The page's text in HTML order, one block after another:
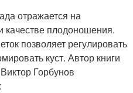
отражается на
качестве плодоношения.
позволяет регулировать
куст. Автор книги
Горбунов